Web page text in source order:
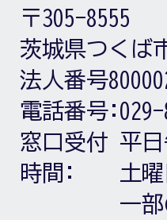
〒305-8555
茨城県つくば
法人番号
電話番号: 029-
窓口受付
時間:
平
土
一